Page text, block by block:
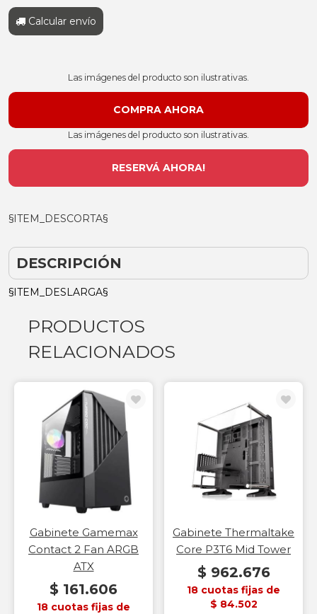
Calcular envío
Las imágenes del producto son ilustrativas.
Las imágenes del producto son ilustrativas.
RESERVÁ AHORA!
§ITEM_DESCORTA§
DESCRIPCIÓN
§ITEM_DESLARGA§
PRODUCTOS
RELACIONADOS
Gabinete Gamemax
Contact 2 Fan ARGB
ATX
$ 161.606
18 cuotas fijas de
Gabinete Thermaltake
Core P3T6 Mid Tower
$ 962.676
18 cuotas fijas de
$ 84.502